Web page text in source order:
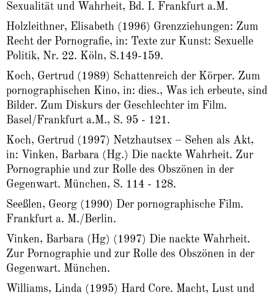
Sexualität und Wahrheit, Bd. I. Frankfurt a.M.
Holzleithner, Elisabeth (1996) Grenzziehungen: Zum
Recht der Pornografie, in: Texte zur Kunst: Sexuelle
Politik, Nr. 22. Köln, S.149-159.
Koch, Gertrud (1989) Schattenreich der Körper. Zum
pornographischen Kino, in: dies., Was ich erbeute, sind
Bilder. Zum Diskurs der Geschlechter im Film.
Basel/Frankfurt a.M., S. 95 - 121.
Koch, Gertrud (1997) Netzhautsex – Sehen als Akt,
in: Vinken, Barbara (Hg.) Die nackte Wahrheit. Zur
Pornographie und zur Rolle des Obszönen in der
Gegenwart. München, S. 114 - 128.
Seeßlen, Georg (1990) Der pornographische Film.
Frankfurt a. M./Berlin.
Vinken, Barbara (Hg) (1997) Die nackte Wahrheit.
Zur Pornographie und zur Rolle des Obszönen in der
Gegenwart. München.
Williams, Linda (1995) Hard Core. Macht, Lust und